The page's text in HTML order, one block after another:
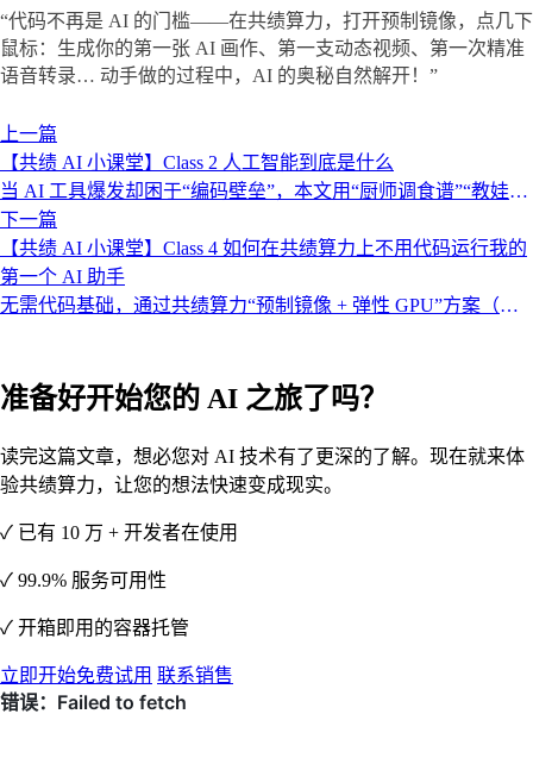
“代码不再是 AI 的门槛——在共绩算力，打开预制镜像，点几下
鼠标：生成你的第一张 AI 画作、第一支动态视频、第一次精准
语音转录… 动手做的过程中，AI 的奥秘自然解开！”​
上一篇
【共绩 AI 小课堂】Class 2 人工智能到底是什么
当 AI 工具爆发却困于“编码壁垒”，本文用“厨师调食谱”“教娃识
猫”等零代码类比破译 AI/ML/LLM 核心原理，带你在共绩算力
平台实战演练，将理论认知转化为创作力、营销力、决策力——
无编程背景亦能主宰 AI 时代。
下一篇
【共绩 AI 小课堂】Class 4 如何在共绩算力上不用代码运行我的
第一个 AI 助手
无需代码基础，通过共绩算力“预制镜像 + 弹性 GPU”方案（如
力。
准备好开始您的 AI 之旅了吗？
读完这篇文章，想必您对 AI 技术有了更深的了解。现在就来体
验共绩算力，让您的想法快速变成现实。
✓ 已有 10 万 + 开发者在使用
✓ 99.9% 服务可用性
✓ 开箱即用的容器托管
立即开始免费试用 联系销售